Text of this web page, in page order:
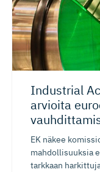
Industrial
arvioita
EK näkee
mahdollisuuksia
tarkkaan